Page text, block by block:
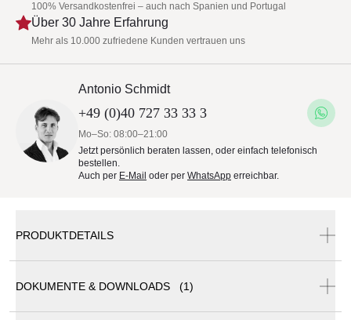
100% Versandkostenfrei – auch nach Spanien und Portugal
Über 30 Jahre Erfahrung
Mehr als 10.000 zufriedene Kunden vertrauen uns
Antonio Schmidt
+49 (0)40 727 33 33 3
Mo–So: 08:00–21:00
Jetzt persönlich beraten lassen, oder einfach telefonisch
bestellen.
Auch per E-Mail oder per WhatsApp erreichbar.
PRODUKTDETAILS
DOKUMENTE & DOWNLOADS (1)